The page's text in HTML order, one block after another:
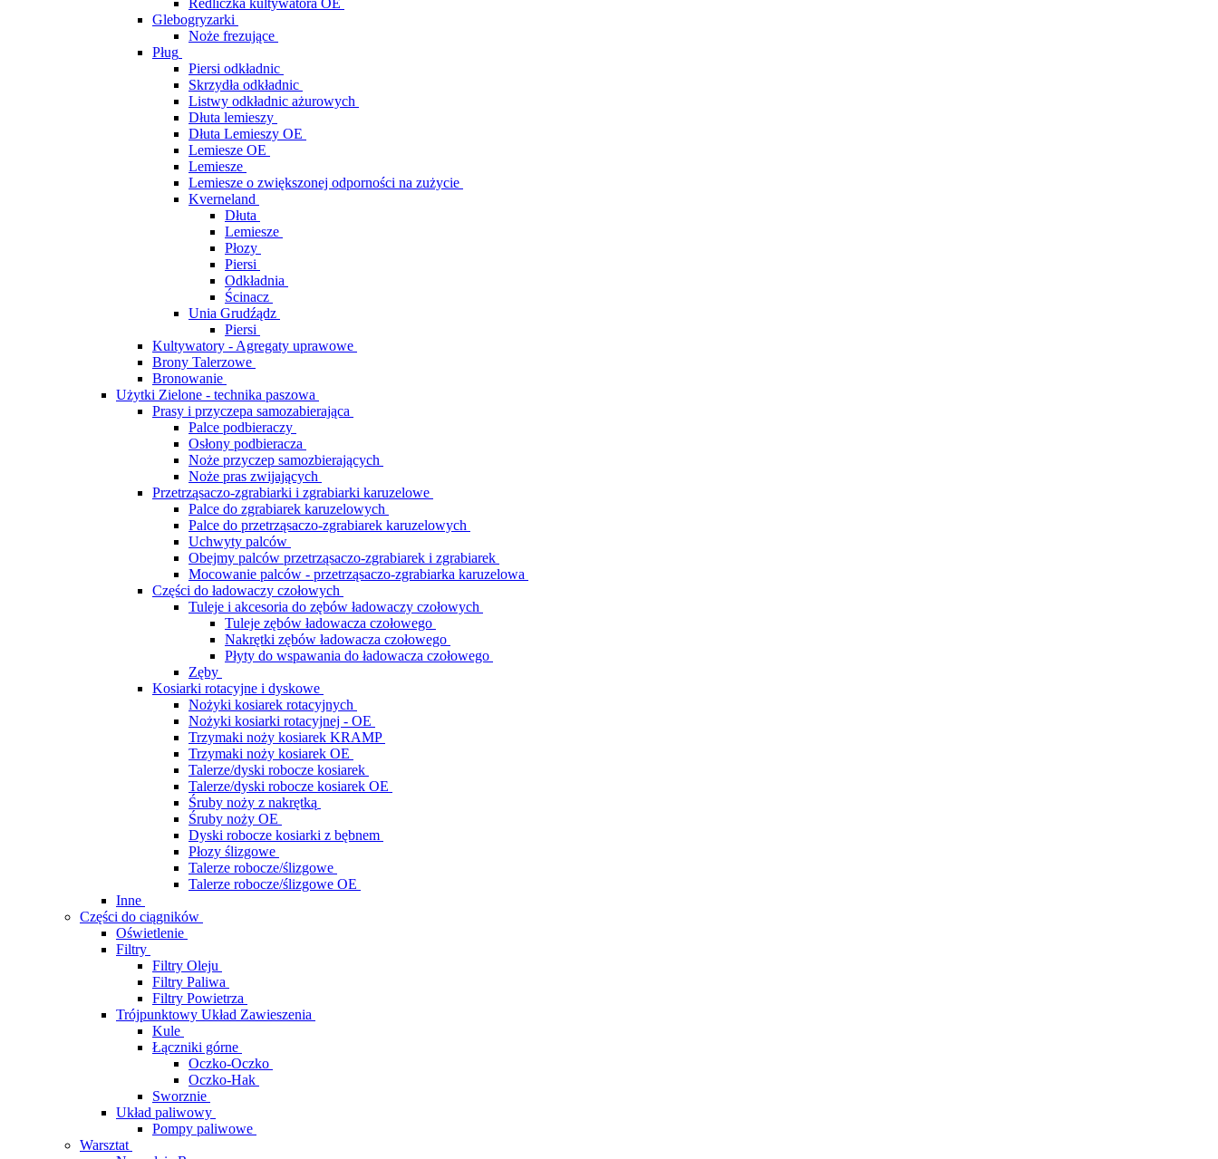
Redliczka kultywatora OE
Glebogryzarki
Noże frezujące
Pług
Piersi odkładnic
Skrzydła odkładnic
Listwy odkładnic ażurowych
Dłuta lemieszy
Dłuta Lemieszy OE
Lemiesze OE
Lemiesze
Lemiesze o zwiększonej odporności na zużycie
Kverneland
Dłuta
Lemiesze
Płozy
Piersi
Odkładnia
Ścinacz
Unia Grudźądz
Piersi
Kultywatory - Agregaty uprawowe
Brony Talerzowe
Bronowanie
Użytki Zielone - technika paszowa
Prasy i przyczepa samozabierająca
Palce podbieraczy
Osłony podbieracza
Noże przyczep samozbierających
Noże pras zwijających
Przetrząsaczo-zgrabiarki i zgrabiarki karuzelowe
Palce do zgrabiarek karuzelowych
Palce do przetrząsaczo-zgrabiarek karuzelowych
Uchwyty palców
Obejmy palców przetrząsaczo-zgrabiarek i zgrabiarek
Mocowanie palców - przetrząsaczo-zgrabiarka karuzelowa
Części do ładowaczy czołowych
Tuleje i akcesoria do zębów ładowaczy czołowych
Tuleje zębów ładowacza czołowego
Nakrętki zębów ładowacza czołowego
Płyty do wspawania do ładowacza czołowego
Zęby
Kosiarki rotacyjne i dyskowe
Nożyki kosiarek rotacyjnych
Nożyki kosiarki rotacyjnej - OE
Trzymaki noży kosiarek KRAMP
Trzymaki noży kosiarek OE
Talerze/dyski robocze kosiarek
Talerze/dyski robocze kosiarek OE
Śruby noży z nakrętką
Śruby noży OE
Dyski robocze kosiarki z bębnem
Płozy ślizgowe
Talerze robocze/ślizgowe
Talerze robocze/ślizgowe OE
Inne
Części do ciągników
Oświetlenie
Filtry
Filtry Oleju
Filtry Paliwa
Filtry Powietrza
Trójpunktowy Układ Zawieszenia
Kule
Łączniki górne
Oczko-Oczko
Oczko-Hak
Sworznie
Układ paliwowy
Pompy paliwowe
Warsztat